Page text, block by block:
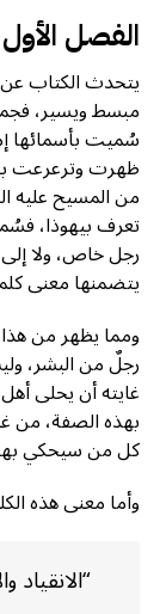
الفصل
يتحدث الكتاب عن
مبسط ويسير،
سُميت بأسمائها
ظهرت وترعرعت
من المسيح عليه
تعرف بيهوذا،
رجل خاص، ولا
يتضمنها معنى
ومما يظهر من
رجلٌ من البشر،
غايته أن يحلى
بهذه الصفة، من
كل من سيحكي
وأما معنى هذه
“الانقياد